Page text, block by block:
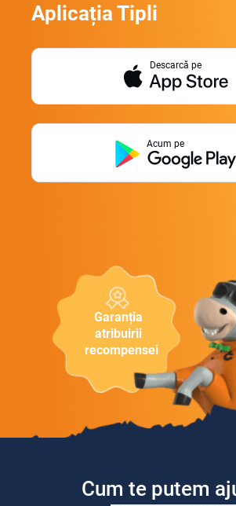
Garanția
atribuirii
recompensei
Aplicația Tipli
Descarcă pe
Acum pe
Cum te putem